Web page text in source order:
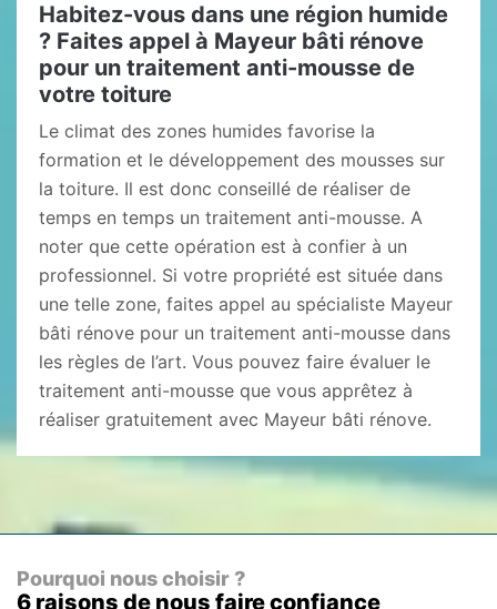
Habitez-vous dans une région humide
? Faites appel à Mayeur bâti rénove
pour un traitement anti-mousse de
votre toiture
Le climat des zones humides favorise la
formation et le développement des mousses sur
la toiture. Il est donc conseillé de réaliser de
temps en temps un traitement anti-mousse. A
noter que cette opération est à confier à un
professionnel. Si votre propriété est située dans
une telle zone, faites appel au spécialiste Mayeur
bâti rénove pour un traitement anti-mousse dans
les règles de l’art. Vous pouvez faire évaluer le
traitement anti-mousse que vous apprêtez à
réaliser gratuitement avec Mayeur bâti rénove.
Pourquoi nous choisir ?
6 raisons de nous faire confiance